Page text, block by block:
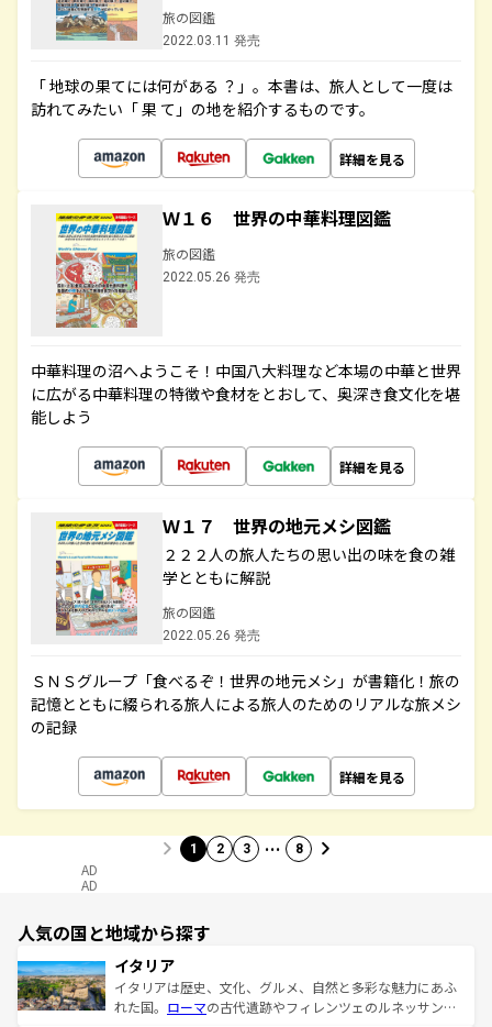
旅の図鑑
2022.03.11 発売
「 地球の果てには何がある ？」。本書は、旅人として一度は
訪れてみたい「 果 て」の地を紹介するものです。
詳細を見る
Ｗ１６ 世界の中華料理図鑑
旅の図鑑
2022.05.26 発売
中華料理の沼へようこそ！中国八大料理など本場の中華と世界
に広がる中華料理の特徴や食材をとおして、奥深き食文化を堪
能しよう
詳細を見る
Ｗ１７ 世界の地元メシ図鑑
２２２人の旅人たちの思い出の味を食の雑
学とともに解説
旅の図鑑
2022.05.26 発売
ＳＮＳグループ「食べるぞ！世界の地元メシ」が書籍化！旅の
記憶とともに綴られる旅人による旅人のためのリアルな旅メシ
の記録
詳細を見る
1 2 3 … 8
AD
AD
人気の国と地域から探す
イタリア
イタリアは歴史、文化、グルメ、自然と多彩な魅力にあふ
れた国。 ローマの古代遺跡やフィレンツェのルネッサンス